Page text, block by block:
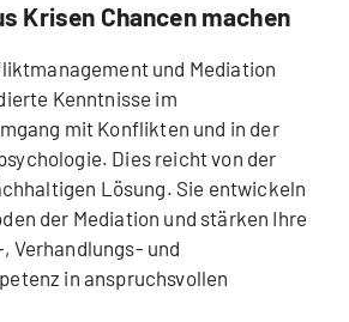
Krisen Chancen machen
und Mediation
Kenntnisse im
mit Konflikten und in der
Dies reicht von der
Lösung. Sie entwickeln
der Mediation und stärken Ihre
Verhandlungs- und
in anspruchsvollen